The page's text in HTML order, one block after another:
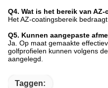
Q4. Wat is het bereik van
Het AZ-coatingsbereik
Q5. Kunnen aangepaste
Ja. Op maat gemaakte
golfprofielen kunnen volgens
aangelegd.
Taggen: